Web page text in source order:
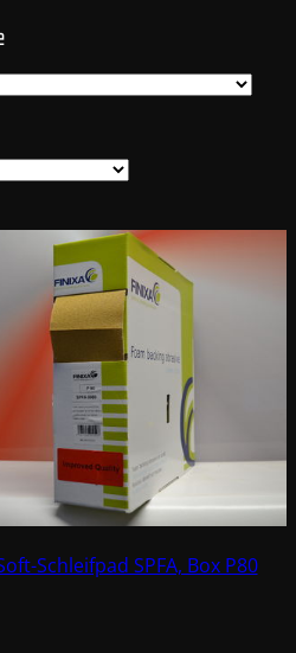
Schleifpad SPFA, Box P80